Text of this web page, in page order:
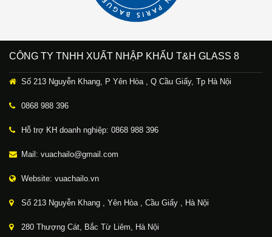
CÔNG TY TNHH XUẤT NHẬP KHẨU T&H GLASS 8
Số 213 Nguyễn Khang, P Yên Hòa , Q Cầu Giấy, Tp Hà Nội
0868 988 396
Hỗ trợ KH doanh nghiệp: 0868 988 396
Mail: vuachailo@gmail.com
Website: vuachailo.vn
Số 213 Nguyễn Khang , Yên Hòa , Cầu Giấy , Hà Nội
280 Thượng Cát, Bắc Từ Liêm, Hà Nội